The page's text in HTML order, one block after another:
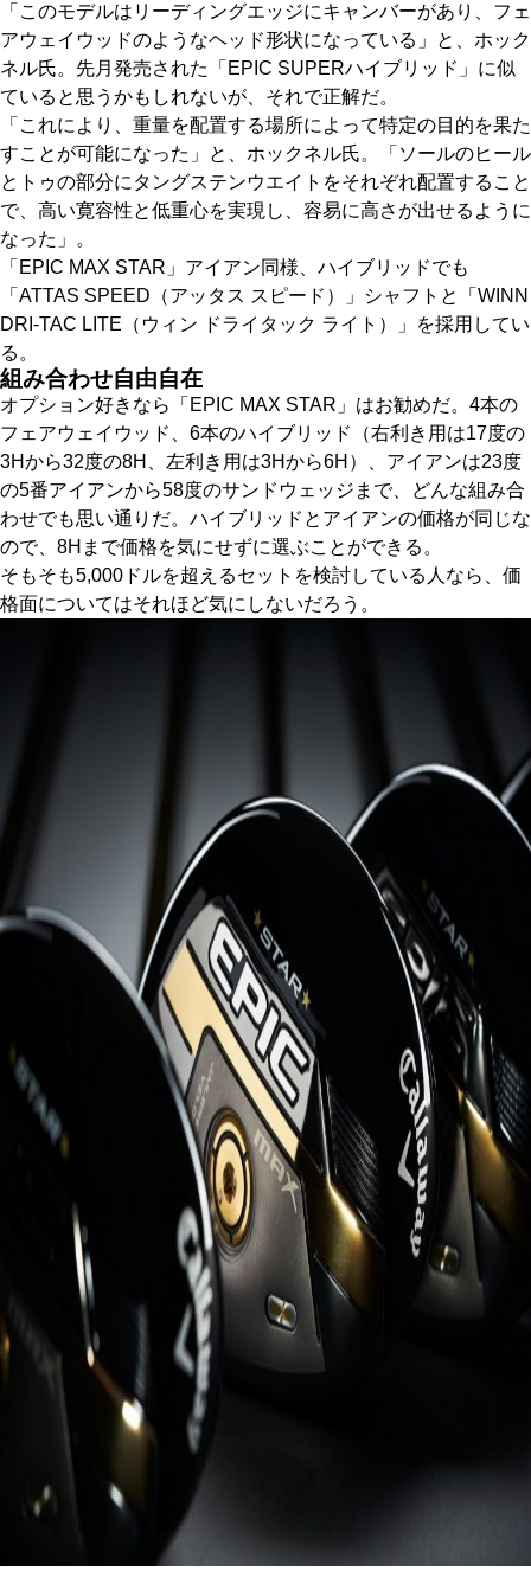
「このモデルはリーディングエッジにキャンバーがあり、フェ
アウェイウッドのようなヘッド形状になっている」と、ホック
ネル氏。先月発売された「EPIC SUPERハイブリッド」に似
ていると思うかもしれないが、それで正解だ。
「これにより、重量を配置する場所によって特定の目的を果た
すことが可能になった」と、ホックネル氏。「ソールのヒール
とトゥの部分にタングステンウエイトをそれぞれ配置すること
で、高い寛容性と低重心を実現し、容易に高さが出せるように
なった」。
「EPIC MAX STAR」アイアン同様、ハイブリッドでも
「ATTAS SPEED（アッタス スピード）」シャフトと「WINN
DRI-TAC LITE（ウィン ドライタック ライト）」を採用してい
る。
組み合わせ自由自在
オプション好きなら「EPIC MAX STAR」はお勧めだ。4本の
フェアウェイウッド、6本のハイブリッド（右利き用は17度の
3Hから32度の8H、左利き用は3Hから6H）、アイアンは23度
の5番アイアンから58度のサンドウェッジまで、どんな組み合
わせでも思い通りだ。ハイブリッドとアイアンの価格が同じな
ので、8Hまで価格を気にせずに選ぶことができる。
そもそも5,000ドルを超えるセットを検討している人なら、価
格面についてはそれほど気にしないだろう。